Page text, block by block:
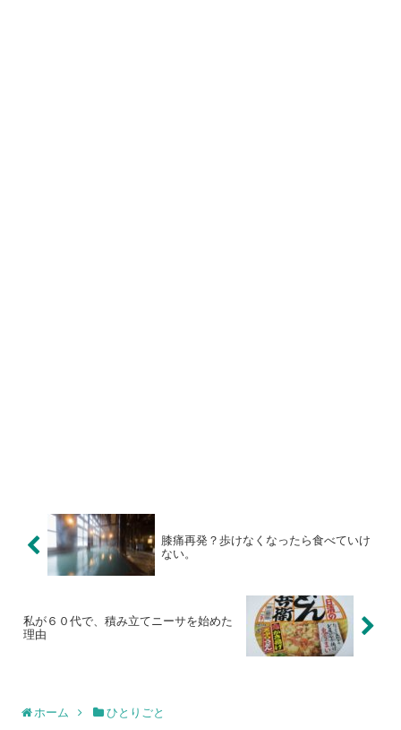
膝痛再発？歩けなくなったら食べていけ
ない。
私が６０代で、積み立てニーサを始めた
理由
ホーム ひとりごと